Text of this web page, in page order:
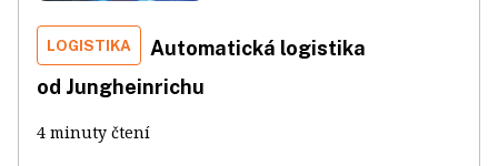
LOGISTIKA
Automatická logistika
od Jungheinrichu
4 minuty čtení